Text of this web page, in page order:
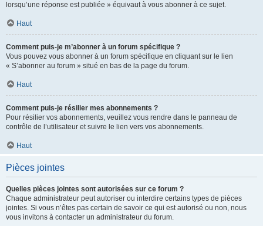
lorsqu’une réponse est publiée » équivaut à vous abonner à ce sujet.
Haut
Comment puis-je m’abonner à un forum spécifique ?
Vous pouvez vous abonner à un forum spécifique en cliquant sur le lien
« S’abonner au forum » situé en bas de la page du forum.
Haut
Comment puis-je résilier mes abonnements ?
Pour résilier vos abonnements, veuillez vous rendre dans le panneau de
contrôle de l’utilisateur et suivre le lien vers vos abonnements.
Haut
Pièces jointes
Quelles pièces jointes sont autorisées sur ce forum ?
Chaque administrateur peut autoriser ou interdire certains types de pièces
jointes. Si vous n’êtes pas certain de savoir ce qui est autorisé ou non, nous
vous invitons à contacter un administrateur du forum.